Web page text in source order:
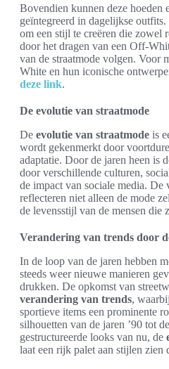
Bovendien kunnen deze hoeden
geïntegreerd in dagelijkse
om een stijl te creëren die zowel
door het dragen van een Off-
van de straatmode volgen. Voor
White en hun iconische
deze link.
De evolutie van straatmode
De evolutie van straatmode is
wordt gekenmerkt door
adaptatie. Door de jaren heen is
door verschillende culturen,
de impact van sociale media. De
reflecteren niet alleen de mode
de levensstijl van de mensen die
Verandering van trends door
In de loop van de jaren hebben
steeds weer nieuwe manieren
drukken. De opkomst van
verandering van trends,
sportieve items een prominente
silhouetten van de jaren ’90 tot
gestructureerde looks van nu, de
laat een rijk palet aan stijlen zien